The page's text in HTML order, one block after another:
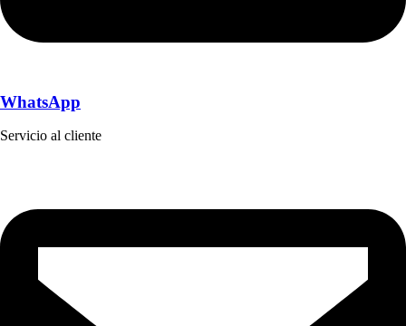
WhatsApp
Servicio al cliente